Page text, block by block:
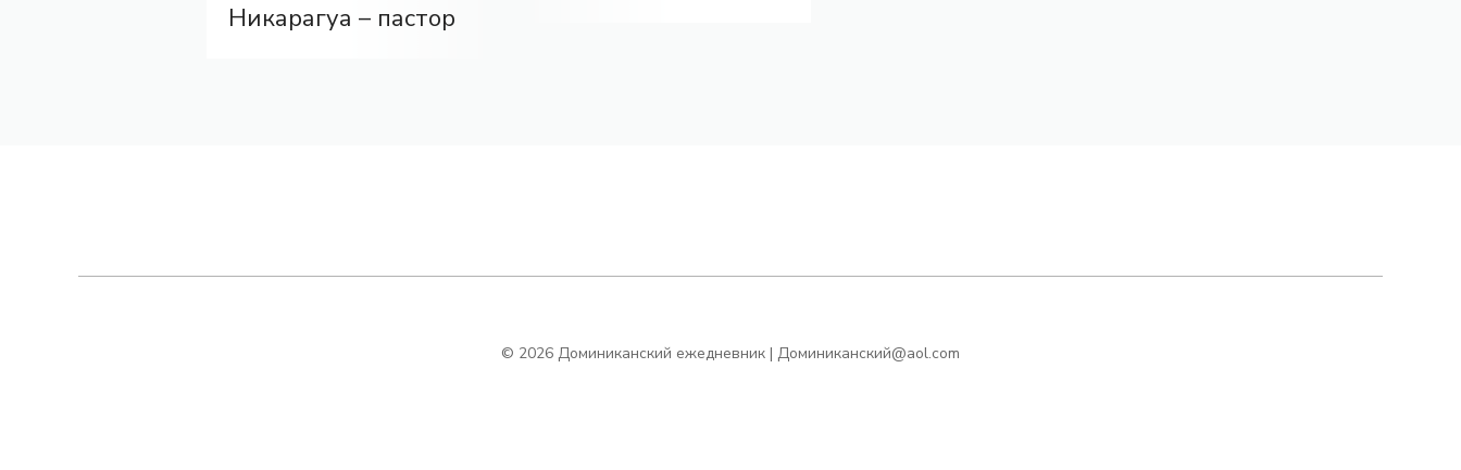
Никарагуа – пастор
© 2026 Доминиканский ежедневник | Доминиканский@aol.com